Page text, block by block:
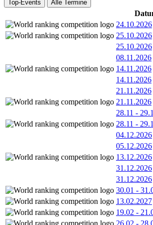
Top-Events Alle Termine
24.10.2026
25.10.2026
25.10.2026
08.11.2026
14.11.2026
14.11.2026
21.11.2026
21.11.2026
28.11 -
28.11 -
04.12.2026
05.12.2026
13.12.2026
31.12.2026
31.12.2026
30.01 -
13.02.2027
19.02 -
26.02 -